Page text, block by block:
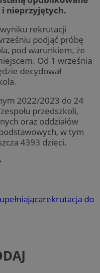
nieprzyjętych.
rekrutacji
podjąć próbę
pod warunkiem, że
Od 1 września
decydował
2022/2023 do 24
przedszkoli,
oraz oddziałów
w tym
4393 dzieci.
rekrutacja do